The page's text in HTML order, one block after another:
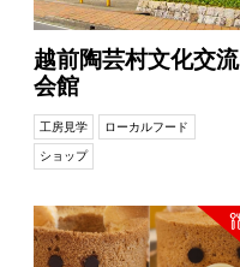
越前陶芸村文化交流
会館
工房見学 ローカルフード
ショップ